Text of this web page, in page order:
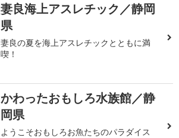
妻良海上アスレチック／静岡
県
妻良の夏を海上アスレチックとともに満
喫！
かわったおもしろ水族館／静
岡県
ようこそおもしろお魚たちのパラダイス